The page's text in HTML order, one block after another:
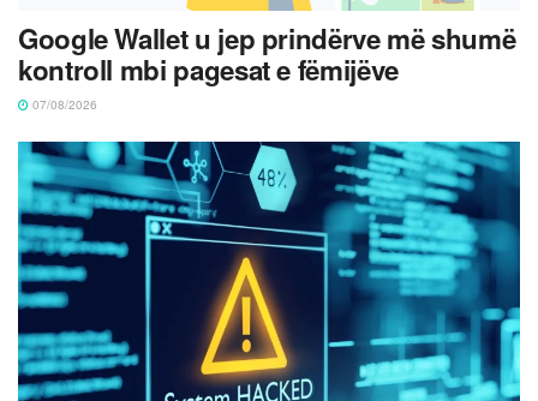
Google Wallet u jep prindërve më shumë
kontroll mbi pagesat e fëmijëve
07/08/2026